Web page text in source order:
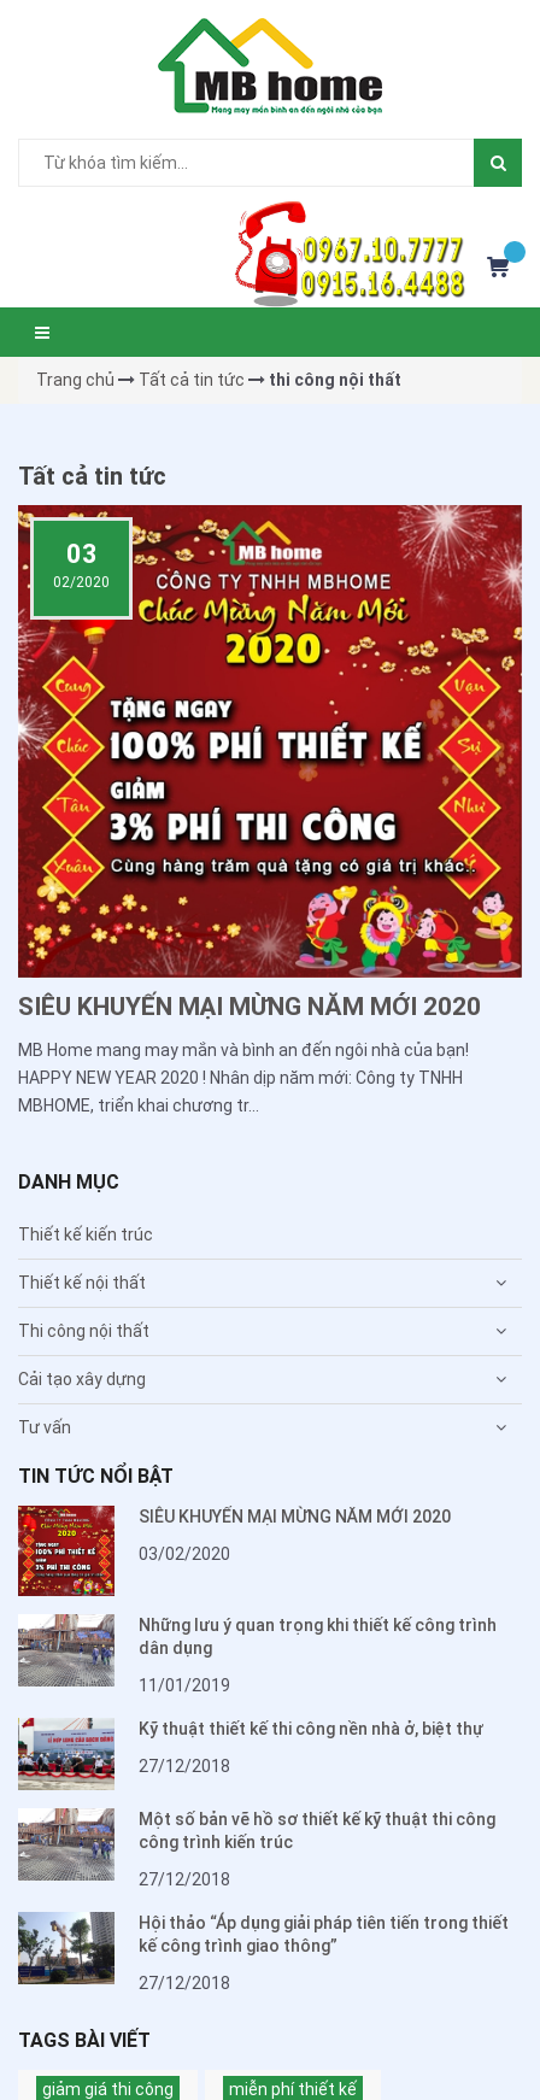
Trang chủ Tất cả tin tức thi công nội thất
Tất cả tin tức
03
02/2020
SIÊU KHUYẾN MẠI MỪNG NĂM MỚI 2020
MB Home mang may mắn và bình an đến ngôi nhà của bạn!
HAPPY NEW YEAR 2020 ! Nhân dịp năm mới: Công ty TNHH
MBHOME, triển khai chương tr...
DANH MỤC
Thiết kế kiến trúc
Thiết kế nội thất
Thi công nội thất
Cải tạo xây dựng
Tư vấn
TIN TỨC NỔI BẬT
SIÊU KHUYẾN MẠI MỪNG NĂM MỚI 2020
03/02/2020
Những lưu ý quan trọng khi thiết kế công trình
dân dụng
11/01/2019
Kỹ thuật thiết kế thi công nền nhà ở, biệt thự
27/12/2018
Một số bản vẽ hồ sơ thiết kế kỹ thuật thi công
công trình kiến trúc
27/12/2018
Hội thảo “Áp dụng giải pháp tiên tiến trong thiết
kế công trình giao thông”
27/12/2018
TAGS BÀI VIẾT
giảm giá thi công miễn phí thiết kế